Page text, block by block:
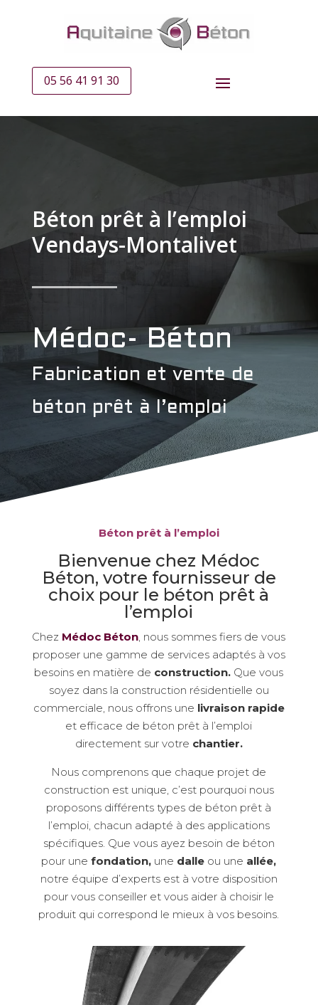
05 56 41 91 30
Béton prêt à l’emploi
Vendays-Montalivet
Médoc- Béton
Fabrication et vente de
béton prêt à l’emploi
Béton prêt à l’emploi
Bienvenue chez Médoc
Béton, votre fournisseur de
choix pour le béton prêt à
l’emploi
Chez Médoc Béton, nous sommes fiers de vous
proposer une gamme de services adaptés à vos
besoins en matière de construction. Que vous
soyez dans la construction résidentielle ou
commerciale, nous offrons une livraison rapide
et efficace de béton prêt à l’emploi
directement sur votre chantier.
Nous comprenons que chaque projet de
construction est unique, c’est pourquoi nous
proposons différents types de béton prêt à
l’emploi, chacun adapté à des applications
spécifiques. Que vous ayez besoin de béton
pour unefondation, une dalle ou une allée,
notre équipe d’experts est à votre disposition
pour vous conseiller et vous aider à choisir le
produit qui correspond le mieux à vos besoins.